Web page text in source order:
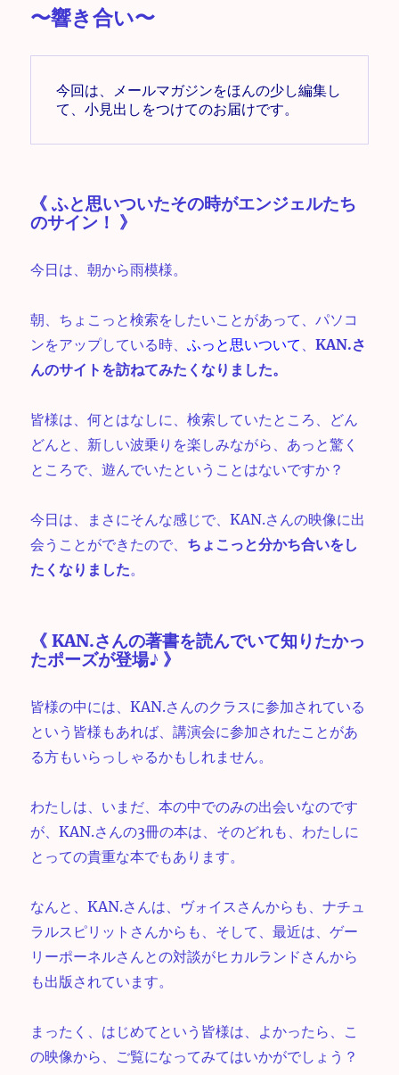
〜響き合い〜
今回は、メールマガジンをほんの少し編集し
て、小見出しをつけてのお届けです。
《 ふと思いついたその時がエンジェルたち
のサイン！ 》
今日は、朝から雨模様。
朝、ちょこっと検索をしたいことがあって、パソコ
ンをアップしている時、ふっと思いついて 、KAN.さ
んのサイトを訪ねてみたくなりました。
皆様は、何とはなしに、検索していたところ、どん
どんと、新しい波乗りを楽しみながら、あっと驚く
ところで、遊んでいたということはないですか？
今日は、まさにそんな感じで、KAN.さんの映像に出
会うことができたので、 ちょこっと分かち合いをし
たくなりました。
《 KAN.さんの著書を読んでいて知りたかっ
たポーズが登場♪ 》
皆様の中には、KAN.さんのクラスに参加されている
という皆様もあれば、講演会に参加されたことがあ
る方もいらっしゃるかもしれません。
わたしは、いまだ、本の中でのみの出会いなのです
が、KAN.さんの3冊の本は、そのどれも、わたしに
とっての貴重な本でもあります。
なんと、KAN.さんは、ヴォイスさんからも、ナチュ
ラルスピリットさんからも、そして、最近は、ゲー
リーポーネルさんとの対談がヒカルランドさんから
も出版されています。
まったく、はじめてという皆様は、よかったら、こ
の映像から、ご覧になってみてはいかがでしょう？